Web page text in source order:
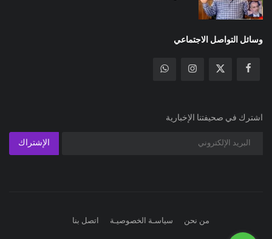
وسائل التواصل الاجتماعي
اشترك في صحيفتنا الإخبارية
الإشتراك
من نحن سياسـة الخصوصيـة اتصل بنا